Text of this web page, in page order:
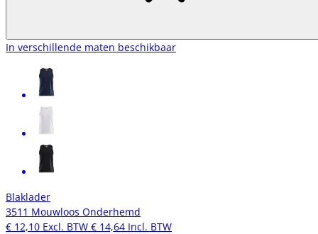
In verschillende maten beschikbaar
Blaklader
3511 Mouwloos Onderhemd
€ 12,10 Excl. BTW € 14,64 Incl. BTW